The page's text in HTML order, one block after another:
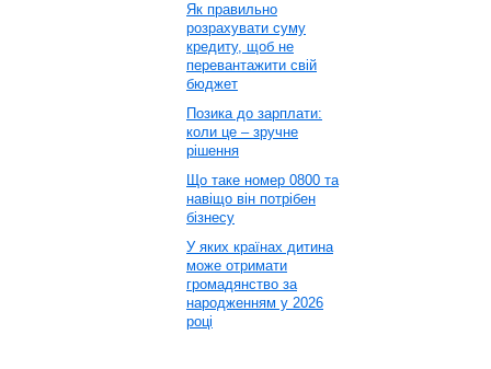
Як правильно
розрахувати суму
кредиту, щоб не
перевантажити свій
бюджет
Позика до зарплати:
коли це – зручне
рішення
Що таке номер 0800 та
навіщо він потрібен
бізнесу
У яких країнах дитина
може отримати
громадянство за
народженням у 2026
році